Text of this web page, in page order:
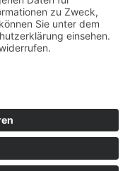
MS
zum